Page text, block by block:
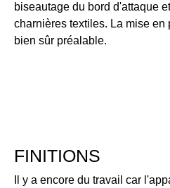
biseautage du bord d'attaque
charnières textiles. La mise
bien sûr préalable.
FINITIONS
Il y a encore du travail car